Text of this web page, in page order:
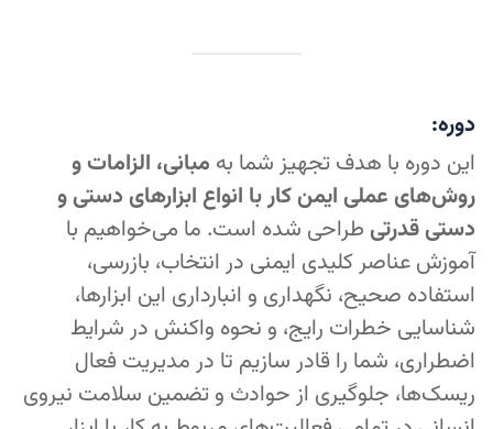
دوره:
این دوره با هدف تجهیز شما به مبانی، الزامات و
روش‌های عملی ایمن کار با انواع ابزارهای دستی و
دستی قدرتی طراحی شده است. ما می‌خواهیم با
آموزش عناصر کلیدی ایمنی در انتخاب، بازرسی،
استفاده صحیح، نگهداری و انبارداری این ابزارها،
شناسایی خطرات رایج، و نحوه واکنش در شرایط
اضطراری، شما را قادر سازیم تا در مدیریت فعال
ریسک‌ها، جلوگیری از حوادث و تضمین سلامت نیروی